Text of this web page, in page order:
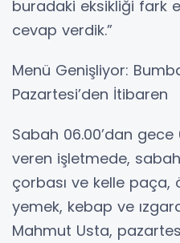
buradaki eksikliği fark
cevap verdik.”
Menü Genişliyor:
Pazartesi’den İtibaren
Sabah 06.00’dan
veren işletmede,
çorbası ve kelle paça,
yemek, kebap ve
Mahmut Usta,